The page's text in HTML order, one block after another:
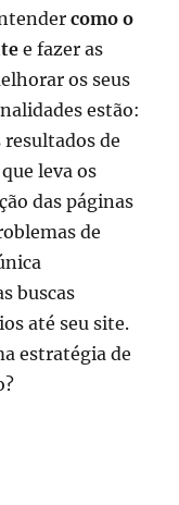
como o
e fazer as
os seus
estão:
resultados de
leva os
das páginas
de
buscas
até seu site.
estratégia de